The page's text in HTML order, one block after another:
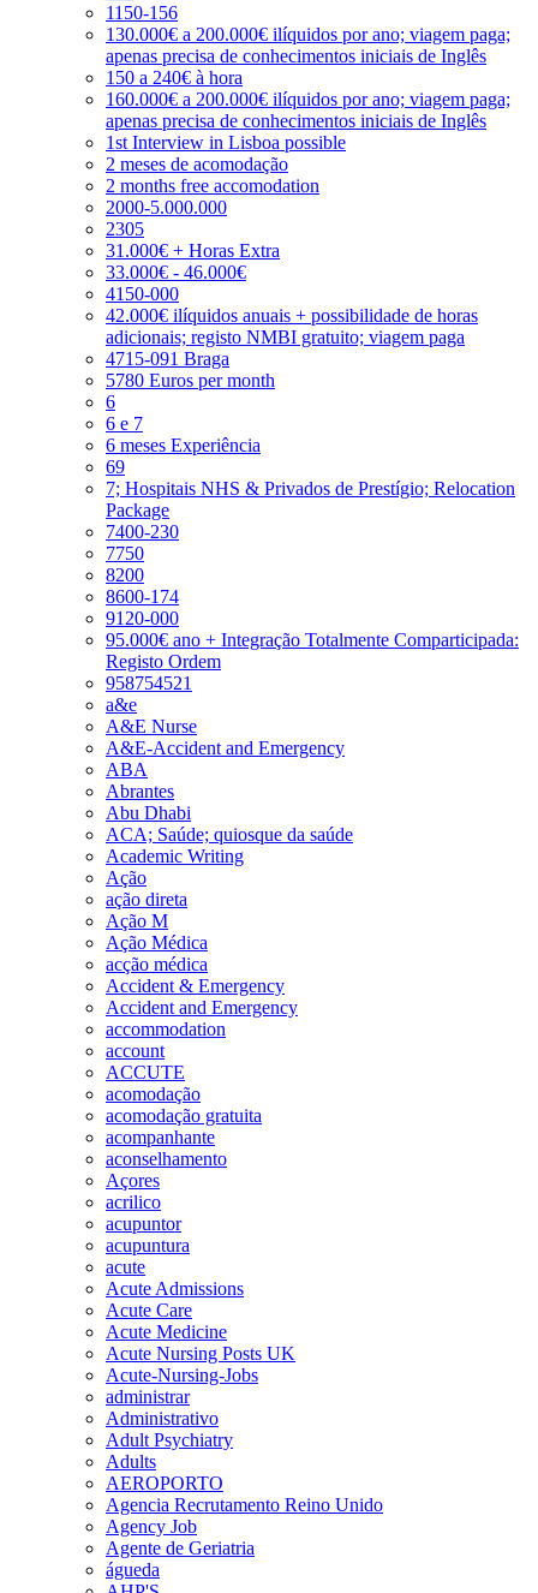
1150-156
130.000€ a 200.000€ ilíquidos por ano; viagem paga;
apenas precisa de conhecimentos iniciais de Inglês
150 a 240€ à hora
160.000€ a 200.000€ ilíquidos por ano; viagem paga;
apenas precisa de conhecimentos iniciais de Inglês
1st Interview in Lisboa possible
2 meses de acomodação
2 months free accomodation
2000-5.000.000
2305
31.000€ + Horas Extra
33.000€ - 46.000€
4150-000
42.000€ ilíquidos anuais + possibilidade de horas
adicionais; registo NMBI gratuito; viagem paga
4715-091 Braga
5780 Euros per month
6
6 e 7
6 meses Experiência
69
7; Hospitais NHS & Privados de Prestígio; Relocation
Package
7400-230
7750
8200
8600-174
9120-000
95.000€ ano + Integração Totalmente Comparticipada:
Registo Ordem
958754521
a&e
A&E Nurse
A&E-Accident and Emergency
ABA
Abrantes
Abu Dhabi
ACA; Saúde; quiosque da saúde
Academic Writing
Ação
ação direta
Ação M
Ação Médica
acção médica
Accident & Emergency
Accident and Emergency
accommodation
account
ACCUTE
acomodação
acomodação gratuita
acompanhante
aconselhamento
Açores
acrilico
acupuntor
acupuntura
acute
Acute Admissions
Acute Care
Acute Medicine
Acute Nursing Posts UK
Acute-Nursing-Jobs
administrar
Administrativo
Adult Psychiatry
Adults
AEROPORTO
Agencia Recrutamento Reino Unido
Agency Job
Agente de Geriatria
águeda